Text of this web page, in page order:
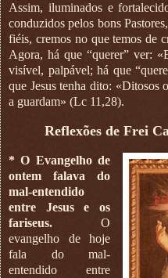
Assim, iluminados e
conduzidos pelos bons
fiéis, cremos no que temos de
Agora, há que “querer” ver:
visível, palpável; há que
que Jesus tenha dito: «Ditosos
a guardam» (Lc 11,28).
Reflexões de Frei
* O Evangelho de
ontem falava do
mal-entendido
entre Jesus e os
fariseus. O
evangelho de hoje
fala do mal-
entendido entre